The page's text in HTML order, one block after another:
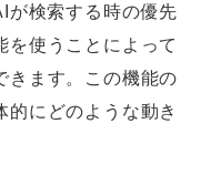
が検索する時の優先
を使うことによって
きます。この機能の
的にどのような動き